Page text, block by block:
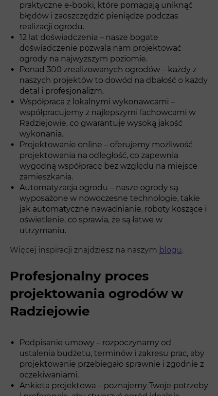
praktyczne e-booki, które pomagają uniknąć
błędów i zaoszczędzić pieniądze podczas
realizacji ogrodu.
12 lat doświadczenia – nasze bogate
doświadczenie pozwala nam projektować
ogrody na najwyższym poziomie.
Ponad 300 zrealizowanych ogrodów – każdy z
naszych projektów to dowód na dbałość o każdy
detal i profesjonalizm.
Współpraca z lokalnymi wykonawcami –
współpracujemy z najlepszymi fachowcami w
Radziejowie, co gwarantuje wysoką jakość
wykonania.
Projektowanie online – oferujemy możliwość
projektowania na odległość, co zapewnia
wygodną współpracę bez względu na miejsce
zamieszkania.
Automatyzacja ogrodu – nasze ogrody są
wyposażone w nowoczesne technologie, takie
jak automatyczne nawadnianie, roboty koszące i
oświetlenie, co sprawia, że są łatwe w
utrzymaniu.
Więcej inspiracji znajdziesz na naszym blogu.
Profesjonalny proces
projektowania ogrodów w
Radziejowie
Podpisanie umowy – rozpoczynamy od
ustalenia budżetu, terminów i zakresu prac, aby
projektowanie przebiegało sprawnie i zgodnie z
oczekiwaniami.
Ankieta projektowa – poznajemy Twoje potrzeby